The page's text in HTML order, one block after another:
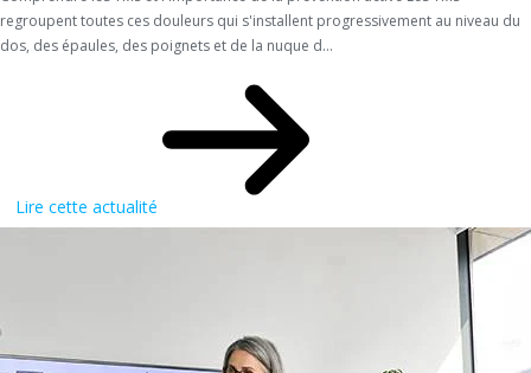
regroupent toutes ces douleurs qui s'installent progressivement au niveau du
dos, des épaules, des poignets et de la nuque d...
Lire cette actualité